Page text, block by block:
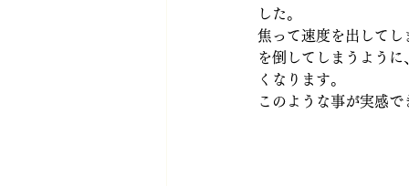
した。
焦って速度を出して
を倒してしまうよう
くなります。
このような事が実感